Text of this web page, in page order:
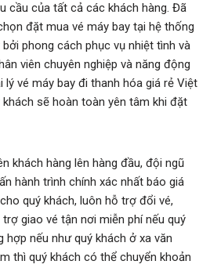
cầu của tất cả các khách hàng. Đã
đặt mua vé máy bay tại hệ thống
phong cách phục vụ nhiệt tình và
viên chuyên nghiệp và năng động
vé máy bay đi thanh hóa giá rẻ Việt
khách sẽ hoàn toàn yên tâm khi đặt
khách hàng lên hàng đầu, đội ngũ
hành trình chính xác nhất báo giá
quý khách, luôn hỗ trợ đổi vé,
giao vé tận nơi miễn phí nếu quý
hợp nếu như quý khách ở xa văn
thì quý khách có thể chuyển khoản